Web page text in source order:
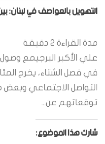
التهويل بالعواصف في لبنان:
مدة القراءة 2 دقيقة
علي الأكبر البرجيمع
في فصل الشتاء، يخرج
التواصل الاجتماعي وبعض
توقعاتهم عن...
شارك هذا الموضوع: